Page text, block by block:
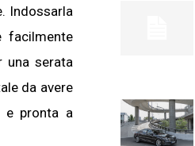
Indossarla
facilmente
una serata
da avere
e pronta a